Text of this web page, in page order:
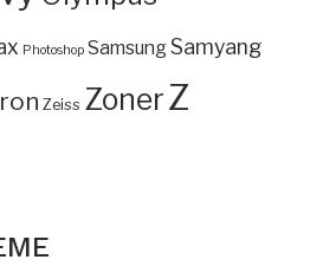
Photoshop SamsungSamyang
Zeiss ZonerZ